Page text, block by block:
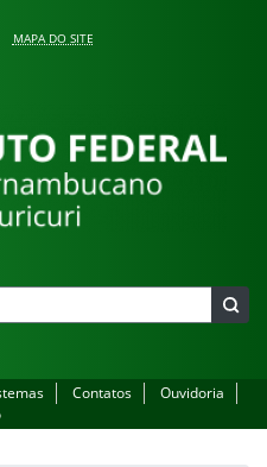
MAPA DO SITE
Contatos
Ouvidoria